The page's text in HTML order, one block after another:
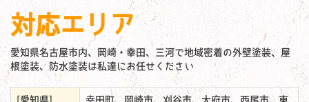
対応エリア
愛知県名古屋市内、岡崎・幸田、三河で地域密着の外壁塗装、屋
根塗装、防水塗装は私達にお任せください
[愛知県]
幸田町、岡崎市、刈谷市、大府市、西尾市、東